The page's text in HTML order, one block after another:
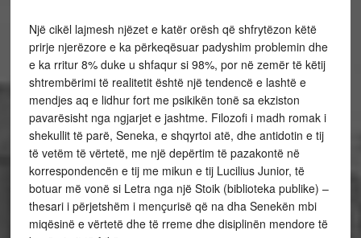
Një cikël lajmesh njëzet e katër orësh që shfrytëzon këtë
prirje njerëzore e ka përkeqësuar padyshim problemin dhe
e ka rritur 8% duke u shfaqur si 98%, por në zemër të këtij
shtrembërimi të realitetit është një tendencë e lashtë e
mendjes aq e lidhur fort me psikikën tonë sa ekziston
pavarësisht nga ngjarjet e jashtme. Filozofi i madh romak i
shekullit të parë, Seneka, e shqyrtoi atë, dhe antidotin e tij
të vetëm të vërtetë, me një depërtim të pazakontë në
korrespondencën e tij me mikun e tij Lucilius Junior, të
botuar më vonë si Letra nga një Stoik (biblioteka publike) –
thesari i përjetshëm i mençurisë që na dha Senekën mbi
miqësinë e vërtetë dhe të rreme dhe disiplinën mendore të